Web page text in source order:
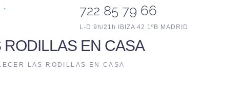
722 85 79 66
L-D 9h/21h IBIZA 42 1ºB MADRID
EN CASA
LAS RODILLAS EN CASA